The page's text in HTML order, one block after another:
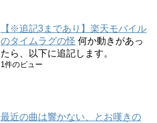
【※追記3まであり】楽天モバイル
のタイムラグの怪 何か動きがあっ
たら、以下に追記します。
1件のビュー
最近の曲は響かない、とお嘆きの